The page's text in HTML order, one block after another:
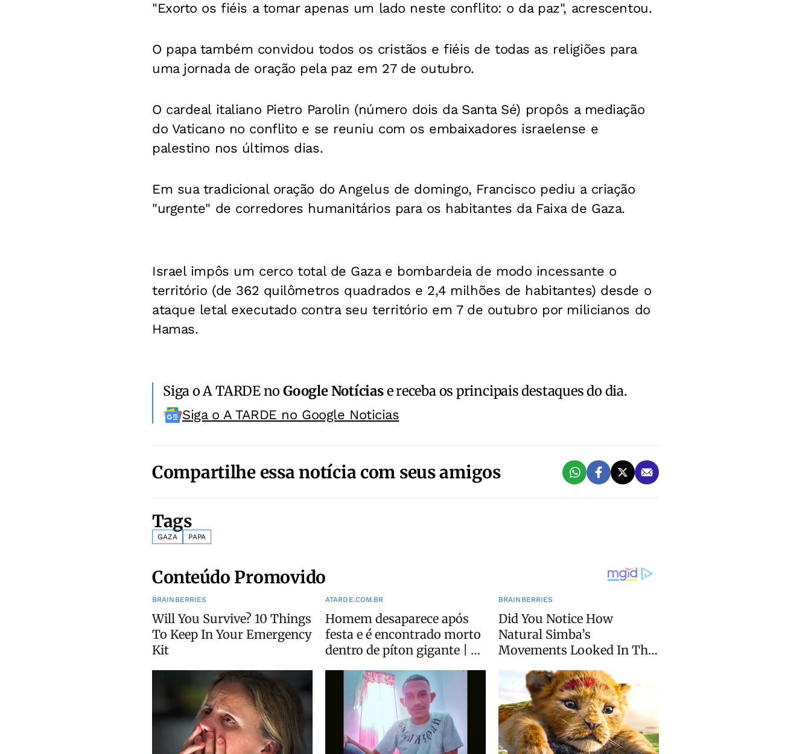
"Exorto os fiéis a tomar apenas um lado neste conflito: o da paz", acrescentou.
O papa também convidou todos os cristãos e fiéis de todas as religiões para
uma jornada de oração pela paz em 27 de outubro.
O cardeal italiano Pietro Parolin (número dois da Santa Sé) propôs a mediação
do Vaticano no conflito e se reuniu com os embaixadores israelense e
palestino nos últimos dias.
Em sua tradicional oração do Angelus de domingo, Francisco pediu a criação
"urgente" de corredores humanitários para os habitantes da Faixa de Gaza.
Israel impôs um cerco total de Gaza e bombardeia de modo incessante o
território (de 362 quilômetros quadrados e 2,4 milhões de habitantes) desde o
ataque letal executado contra seu território em 7 de outubro por milicianos do
Hamas.
Siga o A TARDE noGoogle Notíciase receba os principais destaques do dia.
Siga o A TARDE no Google Noticias
Compartilhe essa notícia com seus amigos
Tags
GAZA PAPA